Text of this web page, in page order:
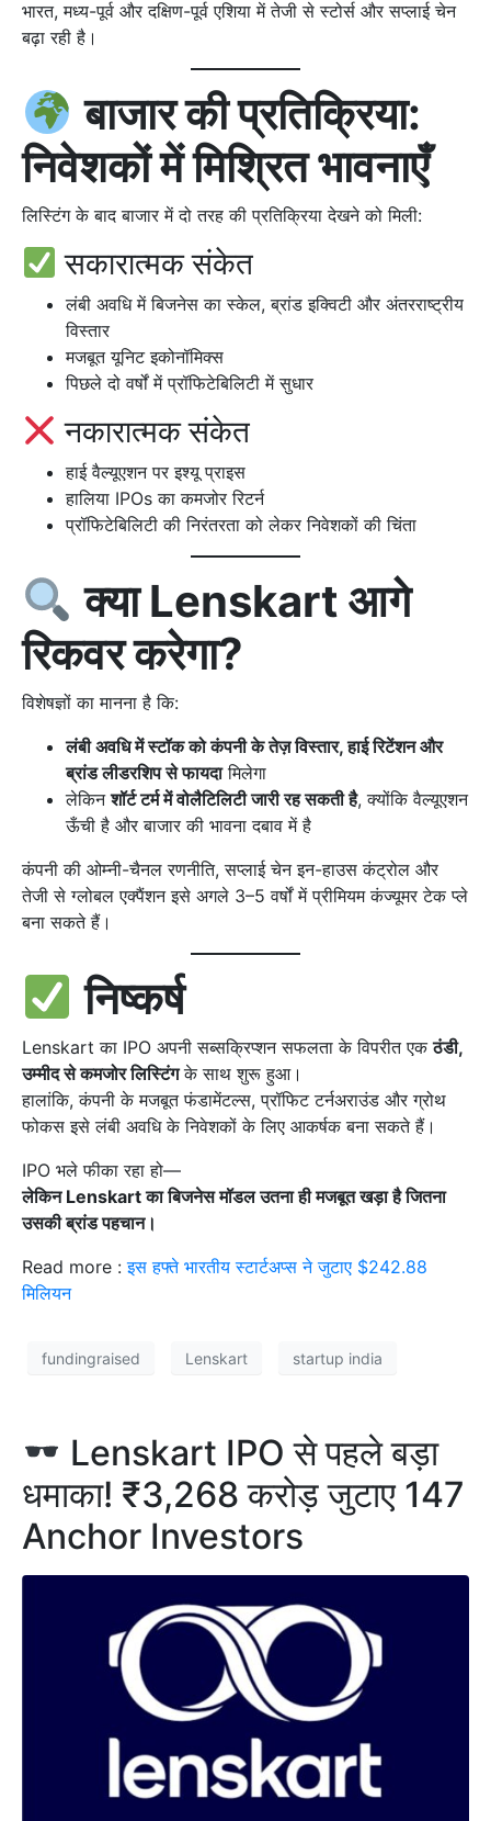
भारत, मध्य-पूर्व और दक्षिण-पूर्व एशिया में तेजी से स्टोर्स और सप्लाई चेन
बढ़ा रही है।
बाजार की प्रतिक्रिया:
निवेशकों में मिश्रित भावनाएँ
लिस्टिंग के बाद बाजार में दो तरह की प्रतिक्रिया देखने को मिली:
सकारात्मक संकेत
लंबी अवधि में बिजनेस का स्केल, ब्रांड इक्विटी और अंतरराष्ट्रीय
विस्तार
मजबूत यूनिट इकोनॉमिक्स
पिछले दो वर्षों में प्रॉफिटेबिलिटी में सुधार
नकारात्मक संकेत
हाई वैल्यूएशन पर इश्यू प्राइस
हालिया IPOs का कमजोर रिटर्न
प्रॉफिटेबिलिटी की निरंतरता को लेकर निवेशकों की चिंता
क्या Lenskart आगे
रिकवर करेगा?
विशेषज्ञों का मानना है कि:
लंबी अवधि में स्टॉक को कंपनी के तेज़ विस्तार, हाई रिटेंशन और
ब्रांड लीडरशिप से फायदामिलेगा
लेकिनशॉर्ट टर्म में वोलैटिलिटी जारी रह सकती है, क्योंकि वैल्यूएशन
ऊँची है और बाजार की भावना दबाव में है
कंपनी की ओम्नी-चैनल रणनीति, सप्लाई चेन इन-हाउस कंट्रोल और
तेजी से ग्लोबल एक्पैंशन इसे अगले 3–5 वर्षों में प्रीमियम कंज्यूमर टेक प्ले
बना सकते हैं।
निष्कर्ष
Lenskart का IPO अपनी सब्सक्रिप्शन सफलता के विपरीत एकठंडी,
उम्मीद से कमजोर लिस्टिंगके साथ शुरू हुआ।
हालांकि, कंपनी के मजबूत फंडामेंटल्स, प्रॉफिट टर्नअराउंड और ग्रोथ
फोकस इसे लंबी अवधि के निवेशकों के लिए आकर्षक बना सकते हैं।
IPO भले फीका रहा हो—
लेकिन Lenskart का बिजनेस मॉडल उतना ही मजबूत खड़ा है जितना
उसकी ब्रांड पहचान।
Read more : इस हफ्ते भारतीय स्टार्टअप्स ने जुटाए $242.88
मिलियन
fundingraised Lenskart startup india
Lenskart IPO से पहले बड़ा
धमाका! ₹3,268 करोड़ जुटाए 147
Anchor Investors